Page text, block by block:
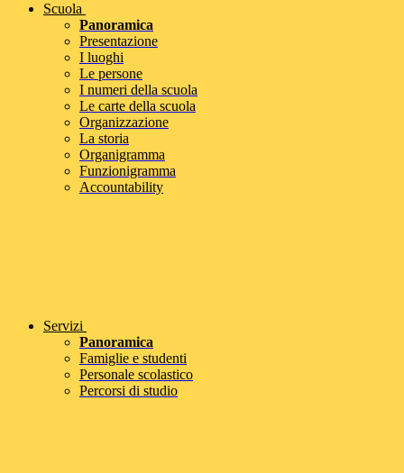
Scuola
Panoramica
Presentazione
I luoghi
Le persone
I numeri della scuola
Le carte della scuola
Organizzazione
La storia
Organigramma
Funzionigramma
Accountability
Servizi
Panoramica
Famiglie e studenti
Personale scolastico
Percorsi di studio